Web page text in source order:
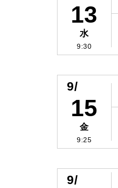
13
水
9:30
9/
15
金
9:25
9/